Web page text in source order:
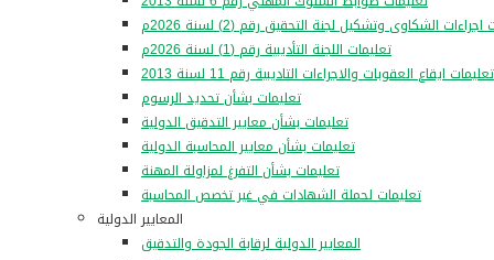
الشكاوى وتشكيل لجنة التحقيق رقم (2) لسنة 2026م
تعليمات اللجنة التأديبية رقم (1) لسنة 2026م
تعليمات ايقاع العقوبات والاجراءات التاديبية رقم 11 لسنة 2013
تعليمات بشأن تحديد الرسوم
تعليمات بشأن معايير التدقيق الدولية
تعليمات بشأن معايير المحاسبة الدولية
تعليمات بشأن التفرغ لمزاولة المهنة
تعليمات لحملة الشهادات في غير تخصص المحاسبة
المعايير الدولية
المعايير الدولية لرقابة الجودة والتدقيق